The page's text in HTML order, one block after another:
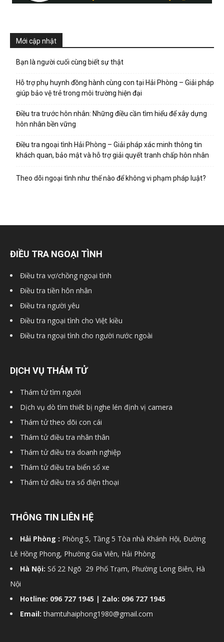
Mới cập nhật
Bạn là người cuối cùng biết sự thật
Hỗ trợ phụ huynh đồng hành cùng con tại Hải Phòng – Giải pháp
giúp bảo vệ trẻ trong môi trường hiện đại
Điều tra trước hôn nhân: Những điều cần tìm hiểu để xây dựng
hôn nhân bền vững
Điều tra ngoại tình Hải Phòng – Giải pháp xác minh thông tin
khách quan, bảo mật và hỗ trợ giải quyết tranh chấp hôn nhân
Theo dõi ngoại tình như thế nào để không vi phạm pháp luật?
ĐIỀU TRA NGOẠI TÌNH
Điều tra vợ/chồng ngoại tình
Điều tra tiền hôn nhân
Điều tra người yêu
Điều tra ngoại tình cho Việt kiều
Điều tra ngoại tình cho người nước ngoài
DỊCH VỤ THÁM TỬ
Thám tử tìm người
Dịch vụ dò tìm thiết bị nghe lén định vị camera
Thám tử theo dõi con cái
Thám tử điều tra nhân thân
Thám tử điều tra doanh nghiệp
Thám tử điều tra biển số xe
Thám tử điều tra số điện thoại
THÔNG TIN LIÊN HỆ
Hải Phòng : Phòng 5, Tầng 5 Tòa nhà Khánh Hội, Đường
Lê Hồng Phong, Phường Gia Viên, Hải Phòng
Hà Nội: Số 22 Ngõ 29 Phố Trạm, Phường Long Biên, Hà
Nội
Hotline: 096 727 1945 | Zalo: 096 727 1945
Email: thamtuhaiphong1980@gmail.com